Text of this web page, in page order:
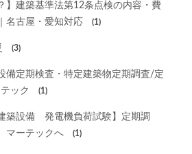
】建築基準法第12条点検の内容・費
名古屋・愛知対応
(1)
(3)
定期検査・特定建築物定期調査/定
ック
(1)
築設備 発電機負荷試験】定期調
ーテックへ
(1)